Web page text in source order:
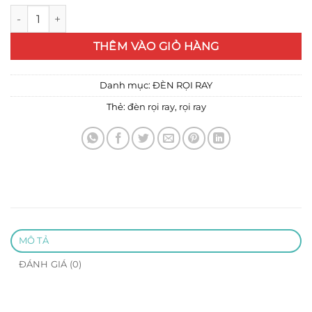
Thanh ray đèn rọi số lượng
THÊM VÀO GIỎ HÀNG
Danh mục: ĐÈN RỌI RAY
Thẻ: đèn rọi ray, rọi ray
MÔ TẢ
ĐÁNH GIÁ (0)